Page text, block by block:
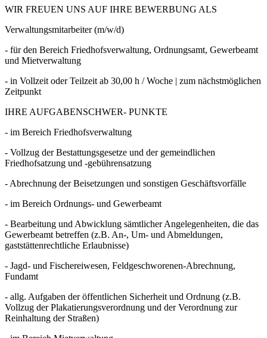
WIR FREUEN UNS AUF IHRE BEWERBUNG ALS
Verwaltungsmitarbeiter (m/w/d)
- für den Bereich Friedhofsverwaltung, Ordnungsamt, Gewerbeamt
und Mietverwaltung
- in Vollzeit oder Teilzeit ab 30,00 h / Woche | zum nächstmöglichen
Zeitpunkt
IHRE AUFGABENSCHWER- PUNKTE
- im Bereich Friedhofsverwaltung
- Vollzug der Bestattungsgesetze und der gemeindlichen
Friedhofsatzung und -gebührensatzung
- Abrechnung der Beisetzungen und sonstigen Geschäftsvorfälle
- im Bereich Ordnungs- und Gewerbeamt
- Bearbeitung und Abwicklung sämtlicher Angelegenheiten, die das
Gewerbeamt betreffen (z.B. An-, Um- und Abmeldungen,
gaststättenrechtliche Erlaubnisse)
- Jagd- und Fischereiwesen, Feldgeschworenen-Abrechnung,
Fundamt
- allg. Aufgaben der öffentlichen Sicherheit und Ordnung (z.B.
Vollzug der Plakatierungsverordnung und der Verordnung zur
Reinhaltung der Straßen)